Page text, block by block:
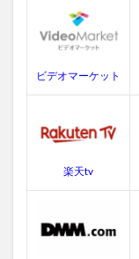
3.7
第7話
第8話
第9話
第10話
第11話
ビデオマーケット
楽天tv